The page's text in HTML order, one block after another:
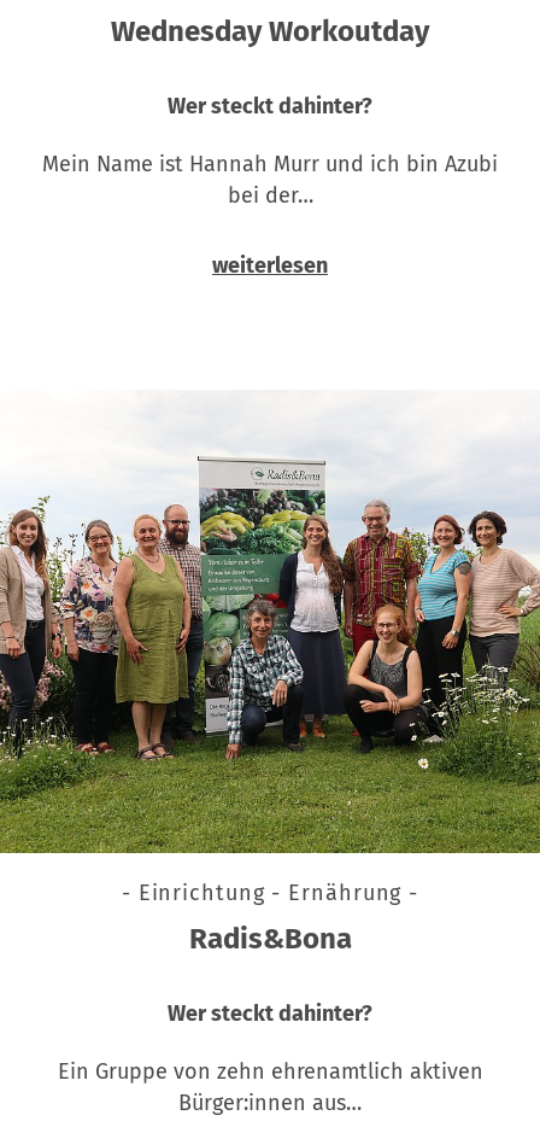
Wednesday Workoutday
Wer steckt dahinter?
Mein Name ist Hannah Murr und ich bin Azubi
bei der…
weiterlesen
- Einrichtung - Ernährung -
Radis&Bona
Wer steckt dahinter?
Ein Gruppe von zehn ehrenamtlich aktiven
Bürger:innen aus…